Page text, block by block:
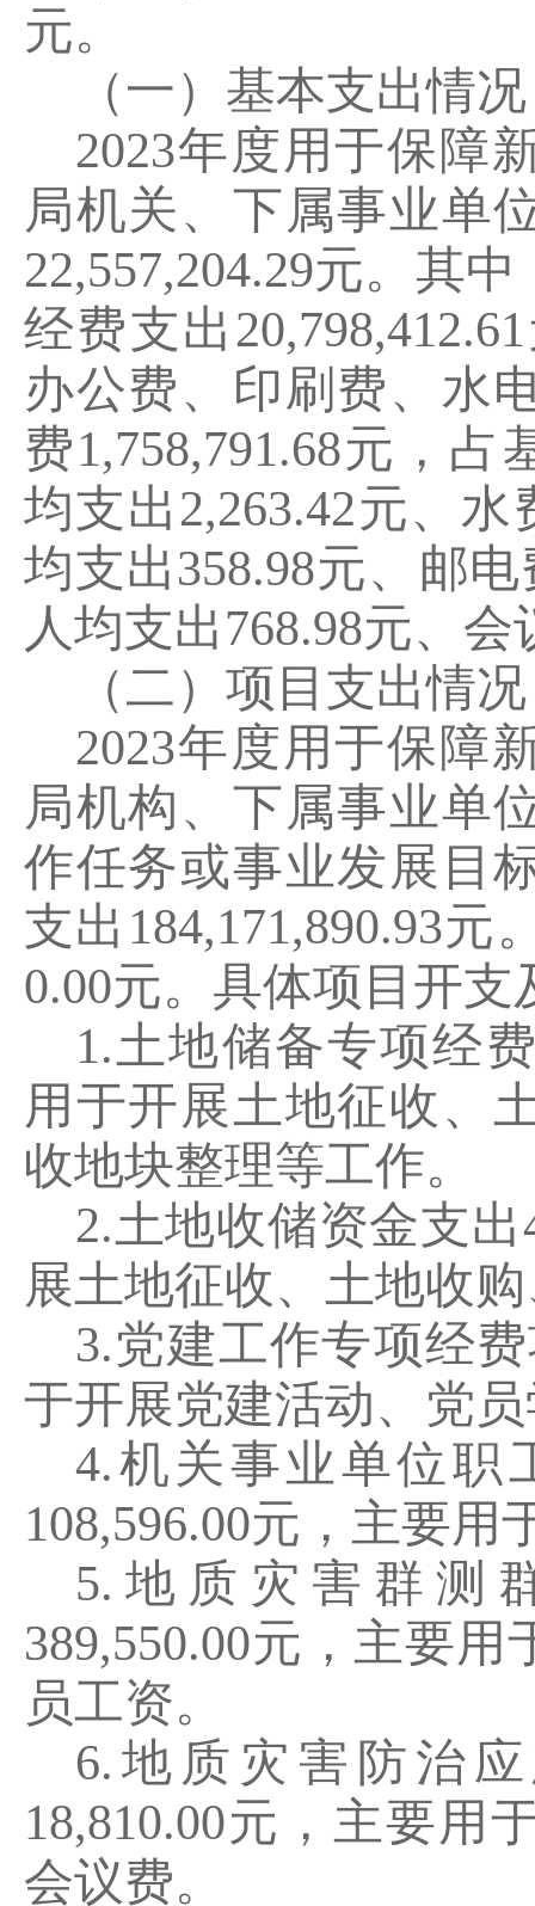
元。
（一）基本支出情况
2023年度用于保障
局机关、下属事业单
22,557,204.29元。其中
经费支出20,798,412.61
办公费、印刷费、水
费1,758,791.68元，占
均支出2,263.42元、水
均支出358.98元、邮
人均支出768.98元、会
（二）项目支出情况
2023年度用于保障
局机构、下属事业单
作任务或事业发展目
支出 184,171,890.93元
0.00元。具体项目开
1.土地储备专项经
用于开展土地征收、
收地块整理等工作。
2.土地收储资金支出
展土地征收、土地收
3.党建工作专项经
于开展党建活动、党
4.机关事业单位职
108,596.00元，主要用
5. 地质灾害群测
389,550.00元，主要用
员工资。
6. 地质灾害防治
18,810.00元，主要用
会议费。